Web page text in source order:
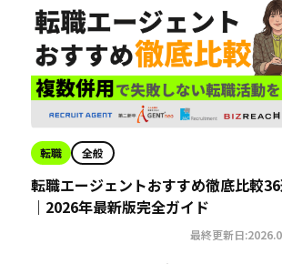
転職 全般
転職エージェントおすすめ徹底比較
｜2026年最新版完全ガイド
最終更新日